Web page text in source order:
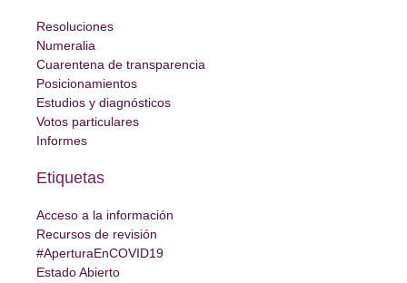
Resoluciones
Numeralia
Cuarentena de transparencia
Posicionamientos
Estudios y diagnósticos
Votos particulares
Informes
Etiquetas
Acceso a la información
Recursos de revisión
#AperturaEnCOVID19
Estado Abierto